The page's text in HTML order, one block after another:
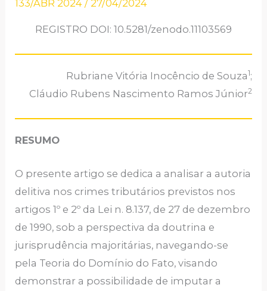
133/ABR 2024 /27/04/2024
REGISTRO DOI: 10.5281/zenodo.11103569
Rubriane Vitória Inocêncio de Souza1;
Cláudio Rubens Nascimento Ramos Júnior2
RESUMO
O presente artigo se dedica a analisar a autoria
delitiva nos crimes tributários previstos nos
artigos 1º e 2º da Lei n. 8.137, de 27 de dezembro
de 1990, sob a perspectiva da doutrina e
jurisprudência majoritárias, navegando-se
pela Teoria do Domínio do Fato, visando
demonstrar a possibilidade de imputar a